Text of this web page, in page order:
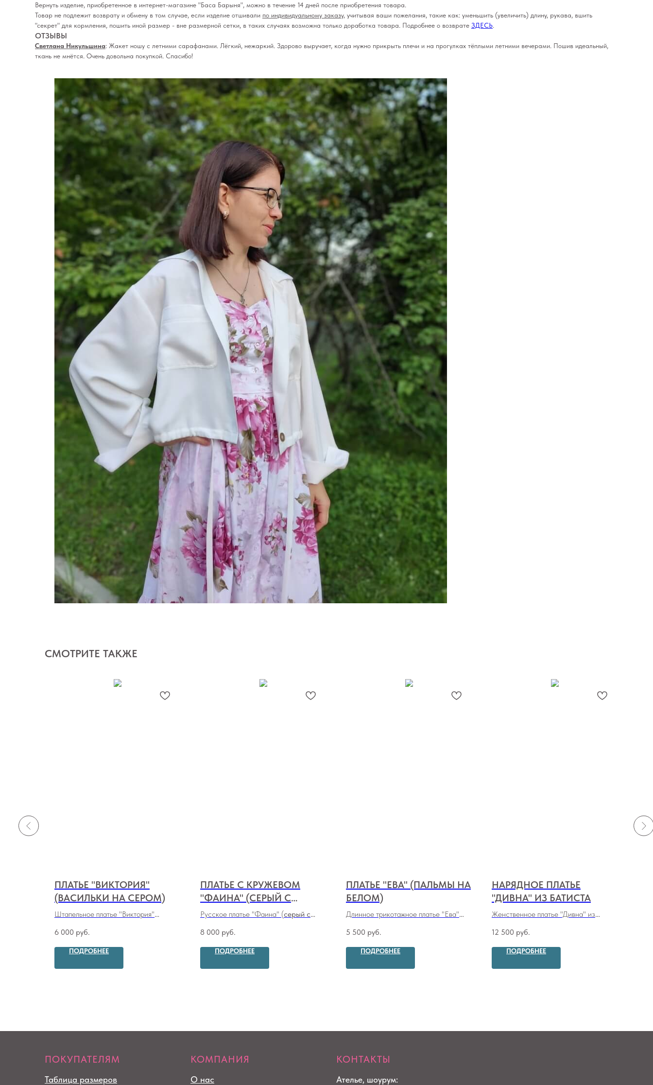
Вернуть изделие, приобретенное в интернет-магазине "Баса Барыня", можно в течение 14 дней после приобретения товара.
Товар не подлежит возврату и обмену в том случае, если изделие отшивали по индивидуальному заказу, учитывая ваши пожелания, такие как: уменьшить (увеличить) длину, рукава, вшить
"секрет" для кормления, пошить иной размер - вне размерной сетки, в таких случаях возможна только доработка товара. Подробнее о возврате ЗДЕСЬ.
ОТЗЫВЫ
Светлана Никульшина: Жакет ношу с летними сарафанами. Лёгкий, нежаркий. Здорово выручает, когда нужно прикрыть плечи и на прогулках тёплыми летними вечерами. Пошив идеальный,
ткань не мнётся. Очень довольна покупкой. Спасибо!
СМОТРИТЕ ТАКЖЕ
ПЛАТЬЕ "ВИКТОРИЯ"
(ВАСИЛЬКИ НА СЕРОМ)
Штапельное платье "Виктория"
6 000 руб.
ПОДРОБНЕЕ
ПЛАТЬЕ С КРУЖЕВОМ
"ФАИНА" (СЕРЫЙ С
МЕЛКИМ ЦВЕТОЧНЫМ
Русское платье "Фаина" (серый с
8 000 руб.
ПОДРОБНЕЕ
ПЛАТЬЕ "ЕВА" (ПАЛЬМЫ НА
БЕЛОМ)
Длинное трикотажное платье "Ева"
5 500 руб.
ПОДРОБНЕЕ
НАРЯДНОЕ ПЛАТЬЕ
"ДИВНА" ИЗ БАТИСТА
Женственное платье "Дивна" из
12 500 руб.
ПОДРОБНЕЕ
ПОКУПАТЕЛЯМ
Таблица размеров
КОМПАНИЯ
О нас
КОНТАКТЫ
Ателье, шоурум: